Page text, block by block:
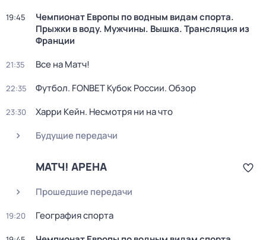
19:45
Чемпионат Европы по водным видам спорта.
Прыжки в воду. Мужчины. Вышка. Трансляция из
Франции
21:35 Все на Матч!
22:35 Футбол. FONBET Кубок России. Обзор
23:30
Харри Кейн. Несмотря ни на что
Будущие передачи
МАТЧ! АРЕНА
Прошедшие передачи
19:20 География спорта